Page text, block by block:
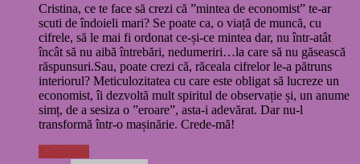
Cristina, ce te face să crezi că ”mintea de economist” te-ar
scuti de îndoieli mari? Se poate ca, o viață de muncă, cu
cifrele, să le mai fi ordonat ce-și-ce mintea dar, nu într-atât
încât să nu aibă întrebări, nedumeriri…la care să nu găsească
răspunsuri.Sau, poate crezi că, răceala cifrelor le-a pătruns
interiorul? Meticulozitatea cu care este obligat să lucreze un
economist, îi dezvoltă mult spiritul de observație și, un anume
simț, de a sesiza o ”eroare”, asta-i adevărat. Dar nu-l
transformă într-o mașinărie. Crede-mă!